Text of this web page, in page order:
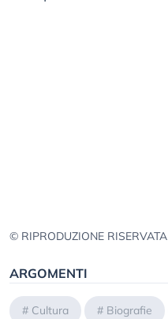
© RIPRODUZIONE RISERVATA
ARGOMENTI
# Cultura # Biografie